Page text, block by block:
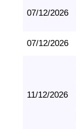
07/12/2026
07/12/2026
11/12/2026